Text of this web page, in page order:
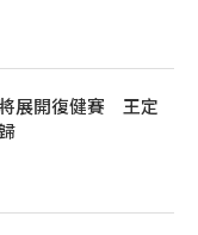
展開復健賽 王定